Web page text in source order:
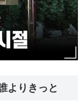
よりきっと